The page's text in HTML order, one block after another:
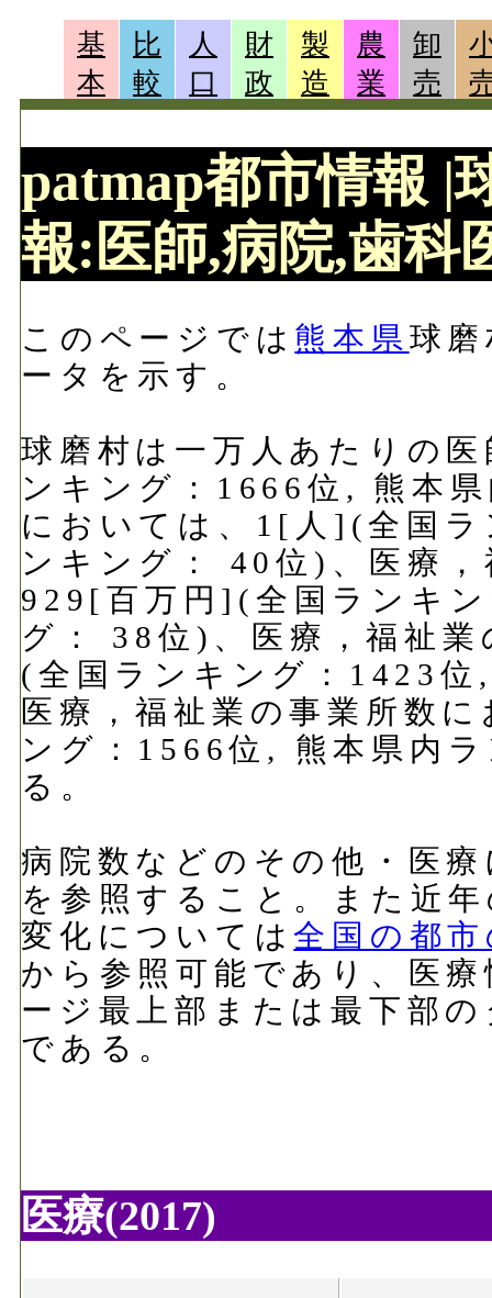
基
本
比
較
人
口
財
政
製
造
農
業
卸
売
patmap都市情報 |
報:医師,病院,歯科
このページでは 熊本県 球
ータを示す。
球磨村は一万人あたりの
ンキング：1666位, 熊本
においては、1[人](全国
ンキング： 40位)、医療
929[百万円](全国ランキ
グ： 38位)、医療，福祉
(全国ランキング：1423
医療，福祉業の事業所数
ング：1566位, 熊本県内
る。
病院数などのその他・医
を参照すること。また近
変化については全国の都
から参照可能であり、医
ージ最上部または最下部
である。
医療(2017)